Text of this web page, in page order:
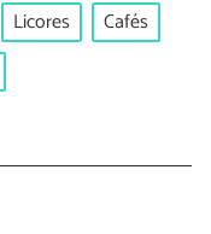
Licores
Cafés